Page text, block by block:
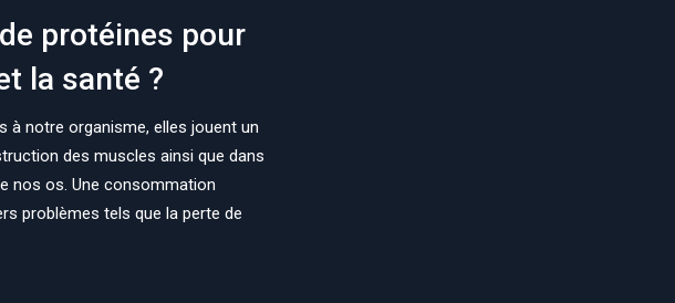
protéines pour
la santé ?
à notre organisme, elles jouent un
des muscles ainsi que dans
nos os. Une consommation
problèmes tels que la perte de